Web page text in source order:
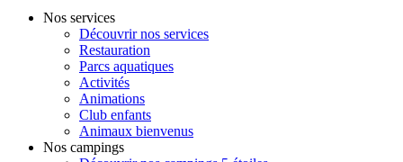
Nos services
Découvrir nos services
Restauration
Parcs aquatiques
Activités
Animations
Club enfants
Animaux bienvenus
Nos campings